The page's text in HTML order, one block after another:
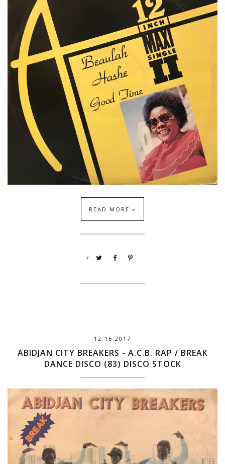
READ MORE »
/
12.16.2017
ABIDJAN CITY BREAKERS - A.C.B. RAP / BREAK
DANCE DISCO (83) DISCO STOCK